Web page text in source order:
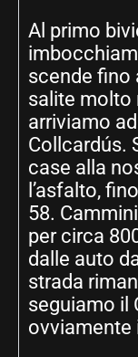
Al primo
scende fino
salite molto
arriviamo
Collcardús.
case alla
l’asfalto,
58.
per circa
dalle auto
strada
seguiamo il
ovviamente